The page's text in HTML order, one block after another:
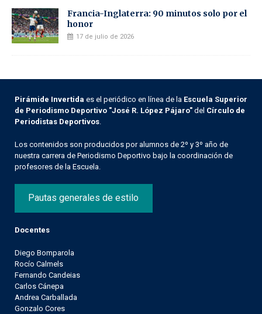
Francia-Inglaterra: 90 minutos solo por el
honor
17 de julio de 2026
Pirámide Invertida es el periódico en línea de la Escuela Superior
de Periodismo Deportivo "José R. López Pájaro" del Círculo de
Periodistas Deportivos
Los contenidos son producidos por alumnos de 2º y 3º año de
nuestra carrera de Periodismo Deportivo bajo la coordinación de
profesores de la Escuela.
Pautas generales de estilo
Docentes
Diego Bomparola
Rocío Calmels
Fernando Candeias
Carlos Cánepa
Andrea Carballada
Gonzalo Cores